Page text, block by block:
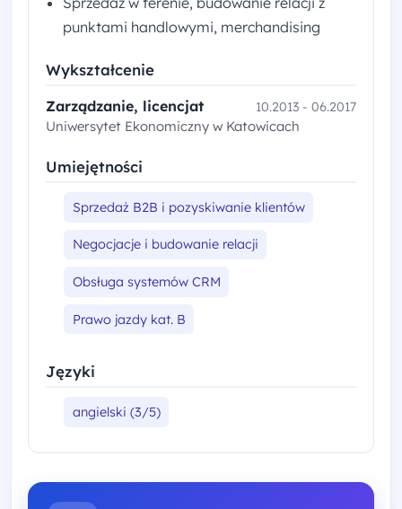
punktami handlowymi, merchandising
Wykształcenie
Zarządzanie, licencjat 10.2013 - 06.2017
Uniwersytet Ekonomiczny w Katowicach
Umiejętności
Sprzedaż B2B i pozyskiwanie klientów
Negocjacje i budowanie relacji
Obsługa systemów CRM
Prawo jazdy kat. B
Języki
angielski (3/5)